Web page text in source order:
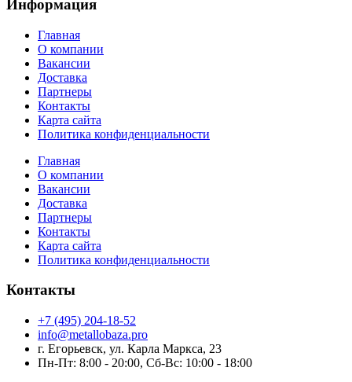
Информация
Главная
О компании
Вакансии
Доставка
Партнеры
Контакты
Карта сайта
Политика конфиденциальности
Главная
О компании
Вакансии
Доставка
Партнеры
Контакты
Карта сайта
Политика конфиденциальности
Контакты
+7 (495) 204-18-52
info@metallobaza.pro
г. Егорьевск, ул. Карла Маркса, 23
Пн-Пт: 8:00 - 20:00, Сб-Вс: 10:00 - 18:00